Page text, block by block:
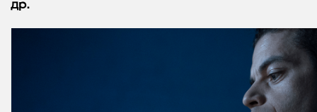
др.